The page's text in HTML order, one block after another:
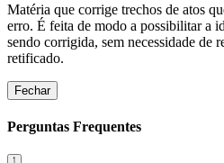
Matéria que corrige trechos de atos
erro. É feita de modo a possibilitar a
sendo corrigida, sem necessidade de
retificado.
Fechar
Perguntas Frequentes